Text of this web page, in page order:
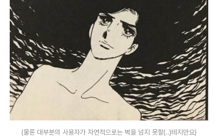
(물론 대부분의 사용자가 자연적으로는 벽을 넘지 못할(..)테지만요)